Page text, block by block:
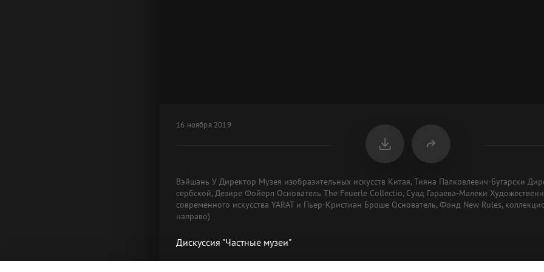
16 ноября 2019
Вэйшань У Директор Музея изобразительных искусств Китая, Тияна Палковлевич-Бугарски
сербской, Дезире Фойерл Основатель The Feuerle Collectio, Суад Гараева-Малеки
современного искусства YARAT и Пьер-Кристиан Броше Основатель, Фонд New Rules,
направо)
Дискуссия "Частные музеи"